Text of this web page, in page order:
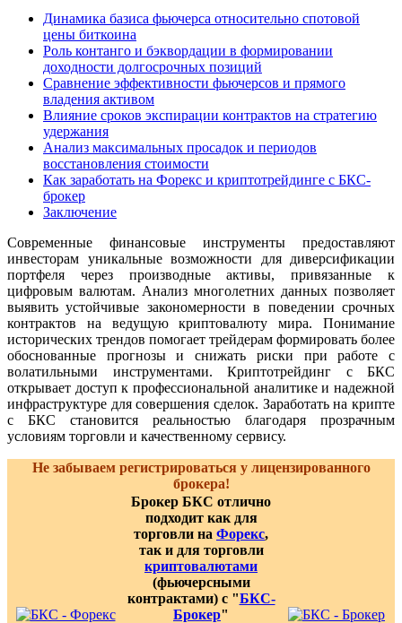
Динамика базиса фьючерса относительно спотовой
цены биткоина
Роль контанго и бэквордации в формировании
доходности долгосрочных позиций
Сравнение эффективности фьючерсов и прямого
владения активом
Влияние сроков экспирации контрактов на стратегию
удержания
Анализ максимальных просадок и периодов
восстановления стоимости
Как заработать на Форекс и криптотрейдинге с БКС-
брокер
Заключение
Современные финансовые инструменты предоставляют
инвесторам уникальные возможности для диверсификации
портфеля через производные активы, привязанные к
цифровым валютам. Анализ многолетних данных позволяет
выявить устойчивые закономерности в поведении срочных
контрактов на ведущую криптовалюту мира. Понимание
исторических трендов помогает трейдерам формировать более
обоснованные прогнозы и снижать риски при работе с
волатильными инструментами. Криптотрейдинг с БКС
открывает доступ к профессиональной аналитике и надежной
инфраструктуре для совершения сделок. Заработать на крипте
с БКС становится реальностью благодаря прозрачным
условиям торговли и качественному сервису.
Не забываем регистрироваться у лицензированного
брокера!
Брокер БКС отлично
подходит как для
торговли на Форекс,
так и для торговли
криптовалютами
(фьючерсными
контрактами) с "БКС-
Брокер"